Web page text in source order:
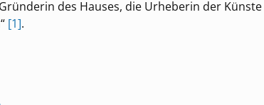
des Hauses, die Urheberin der
[1].